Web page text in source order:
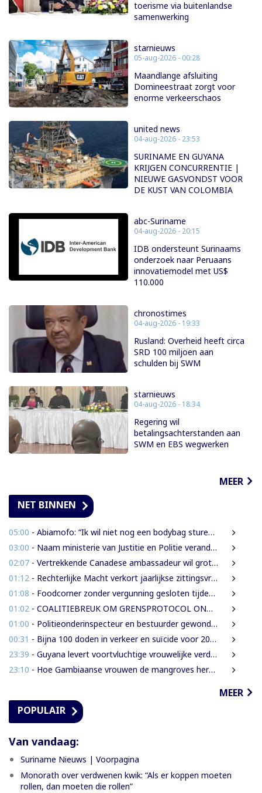
toerisme via buitenlandse
samenwerking
starnieuws
05-aug-2026 - 00:28
Maandlange afsluiting
Domineestraat zorgt voor
enorme verkeerschaos
united news
04-aug-2026 - 23:53
SURINAME EN GUYANA
KRIJGEN CONCURRENTIE |
NIEUWE GASVONDST VOOR
DE KUST VAN COLOMBIA
abc-Suriname
04-aug-2026 - 20:15
IDB ondersteunt Surinaams
onderzoek naar Peruaans
innovatiemodel met US$
110.000
chronostimes
04-aug-2026 - 19:33
Rusland: Overheid heeft circa
SRD 100 miljoen aan
schulden bij SWM
starnieuws
04-aug-2026 - 18:34
Regering wil
betalingsachterstanden aan
SWM en EBS wegwerken
MEER
NET BINNEN
05:00 - Abiamofo: “Ik wil niet nog een bodybag sturen naar dat gebied”
03:00 - Naam ministerie van Justitie en Politie verandert naar Justitie en Veiligheid
02:07 - Vertrekkende Canadese ambassadeur wil grotere rol voor Canada in Suriname
01:12 - Rechterlijke Macht verkort jaarlijkse zittingsvrije periode naar één maand
01:08 - Foodcorner zonder vergunning gesloten tijdens derde dag integrale controles
01:02 - COALITIEBREUK OM GRENSPROTOCOL ONWAARSCHIJNLIJK
01:00 - Politieonderinspecteur en bestuurder gewond nadat auto over de kop slaat
00:31 - Bijna 100 doden in verkeer en suïcide voor 2026 is veel te veel’, zegt Lau
23:39 - Guyana levert voortvluchtige vrouwelijke verdachte in mensenhandel uit aan Suriname
23:10 - Hoe Gambiaanse vrouwen de mangroves herstellen die Banjul beschermen
MEER
POPULAIR
Van vandaag:
Suriname Nieuws | Voorpagina
Monorath over verdwenen kwik: “Als er koppen moeten
rollen, dan moeten die rollen”